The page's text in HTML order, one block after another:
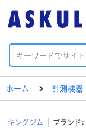
ホーム 計測機器
キングジム ブランド：